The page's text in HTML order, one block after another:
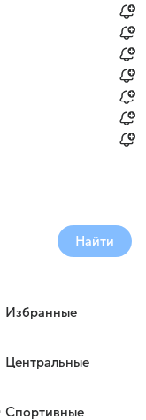
Найти
Избранные
Центральные
Спортивные